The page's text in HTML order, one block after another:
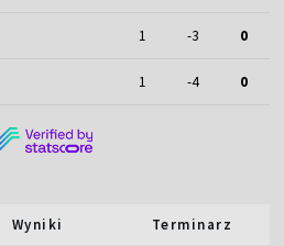
1 -3 0
1 -4 0
Wyniki Terminarz